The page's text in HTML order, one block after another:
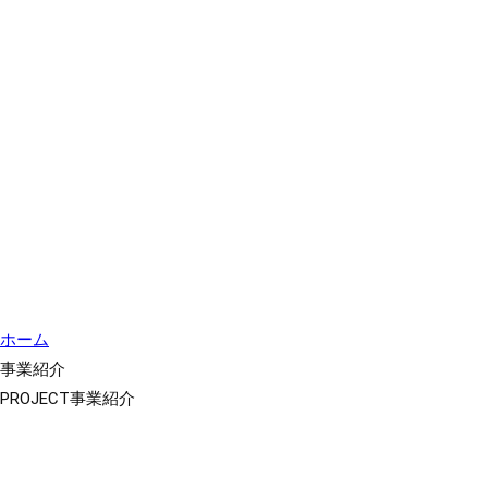
ホーム
事業紹介
PROJECT事業紹介